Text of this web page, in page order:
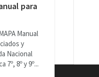
para
Manual
y
Nacional
8º y 9º...